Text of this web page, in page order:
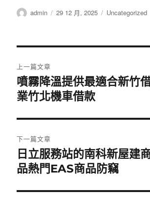
作
admin
發
29 12 月, 2025
分
Uncategorized
章
導
覽
上一篇文章
上
一
文
章:
噴霧降溫提供最適合新竹
業竹北機車借款
下一篇文章
下
一
文
日立服務站的南科新屋建
品熱門EAS商品防竊